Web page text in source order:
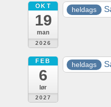
OKT
19
man
2026
heldags
FEB
6
lør
2027
heldags